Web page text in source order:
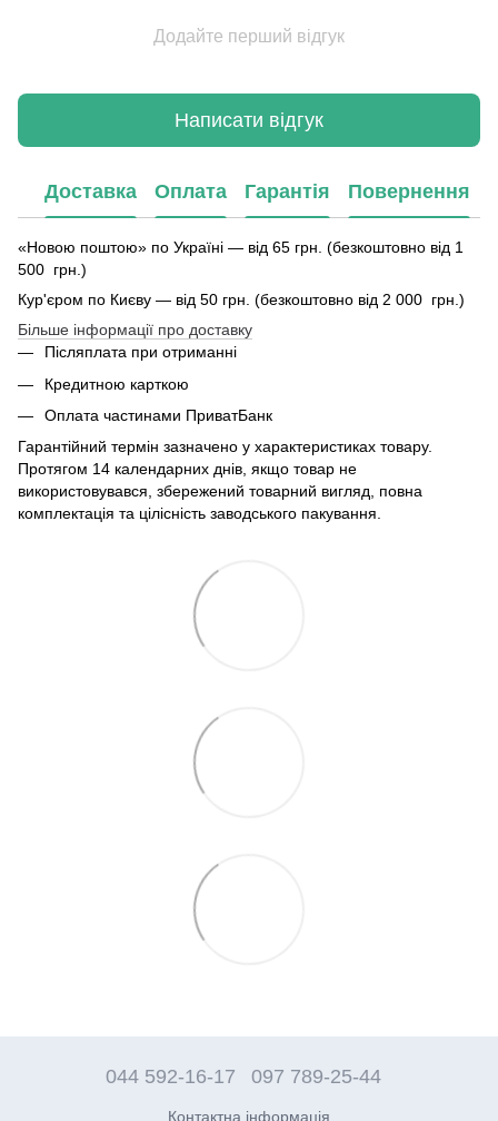
Додайте перший відгук
Написати відгук
Доставка Оплата Гарантія Повернення
«Новою поштою» по Україні — від 65 грн. (безкоштовно від 1
500 грн.)
Кур'єром по Києву — від 50 грн. (безкоштовно від 2 000 грн.)
Більше інформації про доставку
Післяплата при отриманні
Кредитною карткою
Оплата частинами ПриватБанк
Гарантійний термін зазначено у характеристиках товару.
Протягом 14 календарних днів, якщо товар не
використовувався, збережений товарний вигляд, повна
комплектація та цілісність заводського пакування.
044 592-16-17 097 789-25-44
Контактна інформація